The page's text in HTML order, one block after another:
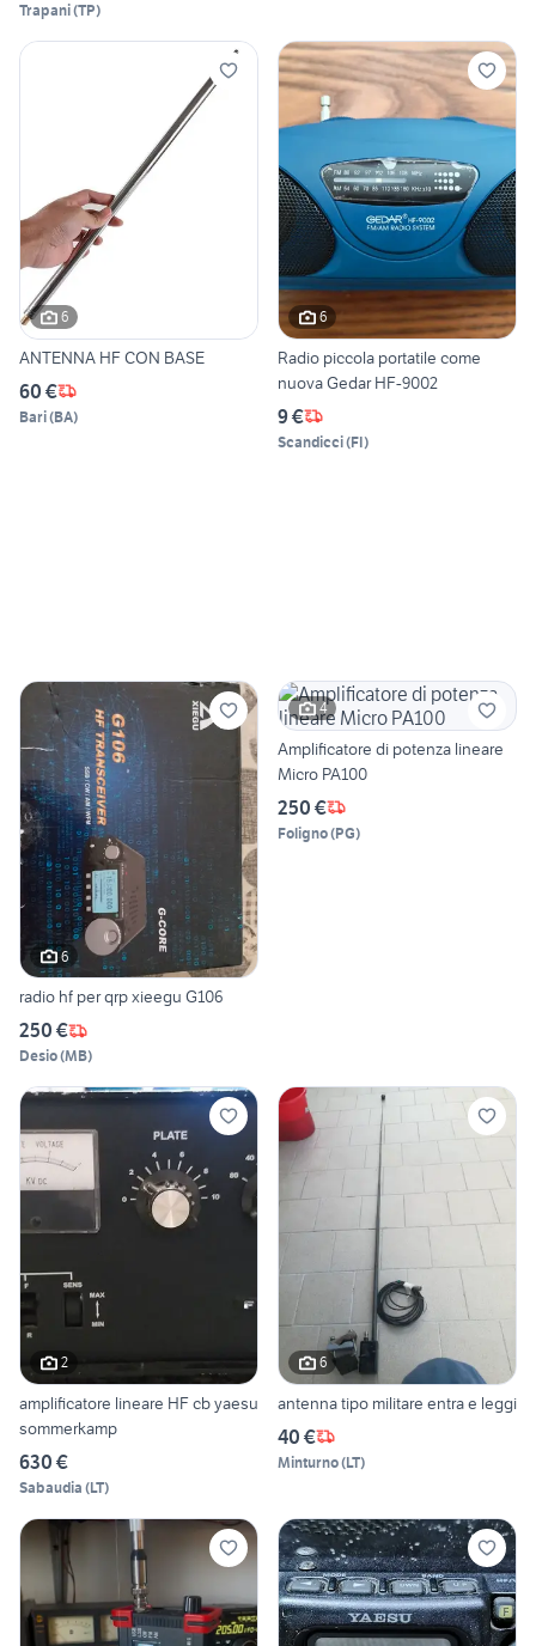
Trapani(TP)
6
ANTENNA HF CON BASE
60 €
Bari(BA)
6
Radio piccola portatile come
nuova Gedar HF-9002
9 €
Scandicci(FI)
6
radio hf per qrp xieegu G106
250 €
Desio(MB)
4
Amplificatore di potenza lineare
Micro PA100
250 €
Foligno(PG)
2
amplificatore lineare HF cb yaesu
sommerkamp
630 €
Sabaudia (LT)
6
antenna tipo militare entra e leggi
40 €
Minturno(LT)